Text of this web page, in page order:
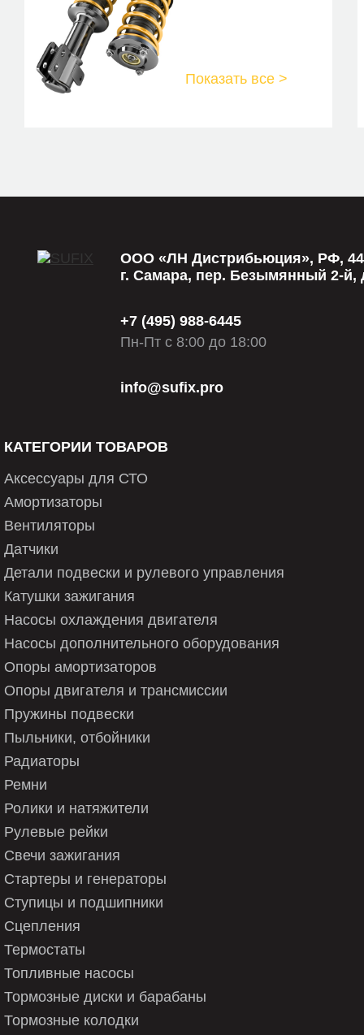
Показать все >
ООО «ЛН Дистрибьюция», РФ,
г. Самара, пер. Безымянный 2-й,
+7 (495) 988-6445
Пн-Пт с 8:00 до 18:00
info@sufix.pro
КАТЕГОРИИ ТОВАРОВ
Аксессуары для СТО
Амортизаторы
Вентиляторы
Датчики
Детали подвески и рулевого управления
Катушки зажигания
Насосы охлаждения двигателя
Насосы дополнительного оборудования
Опоры амортизаторов
Опоры двигателя и трансмиссии
Пружины подвески
Пыльники, отбойники
Радиаторы
Ремни
Ролики и натяжители
Рулевые рейки
Свечи зажигания
Стартеры и генераторы
Ступицы и подшипники
Сцепления
Термостаты
Топливные насосы
Тормозные диски и барабаны
Тормозные колодки